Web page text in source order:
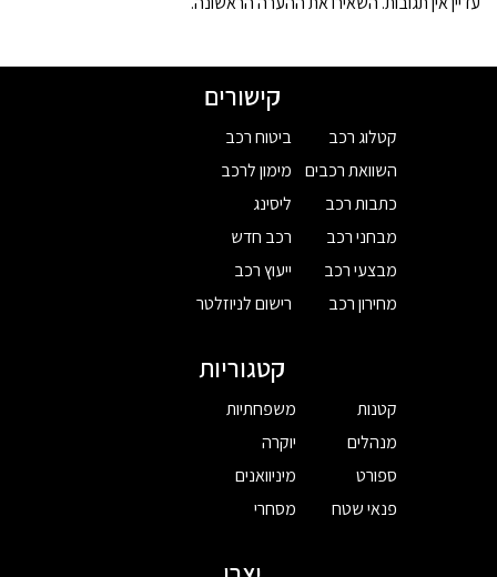
קישורים
קטלוג רכב
השוואת רכבים
כתבות רכב
מבחני רכב
מבצעי רכב
מחירון רכב
ביטוח רכב
מימון לרכב
ליסינג
רכב חדש
ייעוץ רכב
רישום לניוזלטר
קטגוריות
קטנות
מנהלים
ספורט
פנאי שטח
משפחתיות
יוקרה
מיניוואנים
מסחרי